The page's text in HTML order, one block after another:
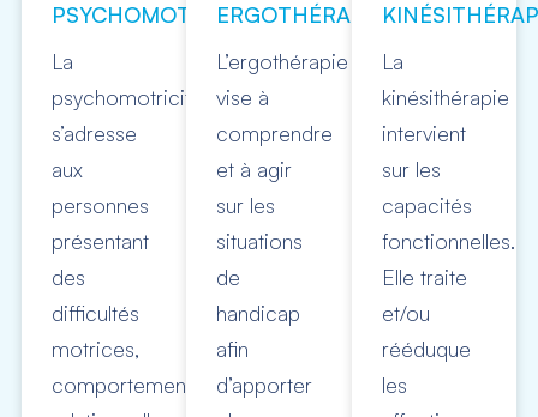
PSYCHOMOTRICITÉ
La
psychomotricité
s’adresse
aux
personnes
présentant
des
difficultés
motrices,
comportementales,
ERGOTHÉRAPIE
L’ergothérapie
vise à
comprendre
et à agir
sur les
situations
de
handicap
afin
d’apporter
La
kinésithérapie
intervient
sur les
capacités
fonctionnelles.
Elle traite
et/ou
rééduque
les